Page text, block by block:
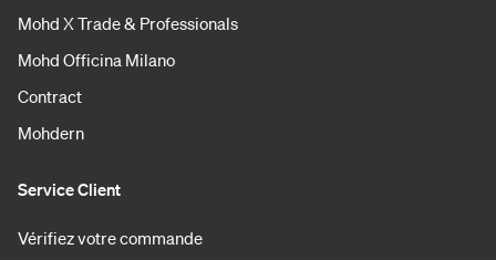
Mohd X Trade & Professionals
Mohd Officina Milano
Contract
Mohdern
Service Client
Vérifiez votre commande